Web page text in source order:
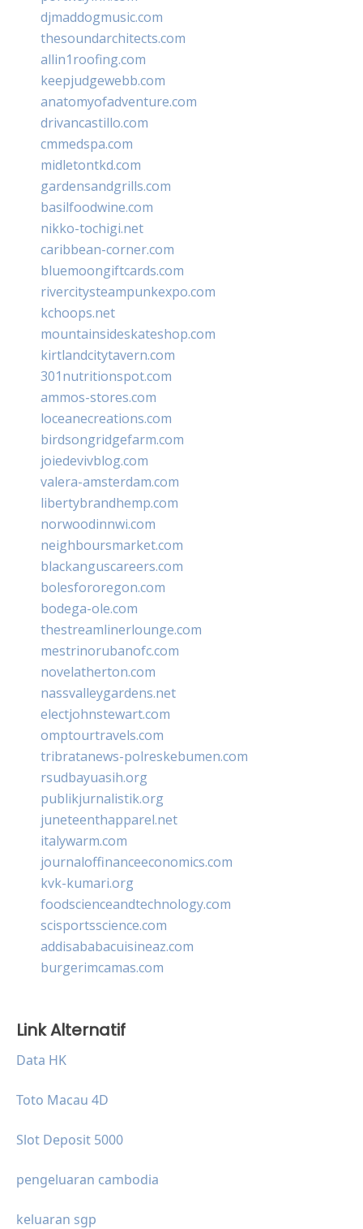
djmaddogmusic.com
thesoundarchitects.com
allin1roofing.com
keepjudgewebb.com
anatomyofadventure.com
drivancastillo.com
cmmedspa.com
midletontkd.com
gardensandgrills.com
basilfoodwine.com
nikko-tochigi.net
caribbean-corner.com
bluemoongiftcards.com
rivercitysteampunkexpo.com
kchoops.net
mountainsideskateshop.com
kirtlandcitytavern.com
301nutritionspot.com
ammos-stores.com
loceanecreations.com
birdsongridgefarm.com
joiedevivblog.com
valera-amsterdam.com
libertybrandhemp.com
norwoodinnwi.com
neighboursmarket.com
blackanguscareers.com
bolesfororegon.com
bodega-ole.com
thestreamlinerlounge.com
mestrinorubanofc.com
novelatherton.com
nassvalleygardens.net
electjohnstewart.com
omptourtravels.com
tribratanews-polreskebumen.com
rsudbayuasih.org
publikjurnalistik.org
juneteenthapparel.net
italywarm.com
journaloffinanceeconomics.com
kvk-kumari.org
foodscienceandtechnology.com
scisportsscience.com
addisababacuisineaz.com
burgerimcamas.com
Link Alternatif
Data HK
Toto Macau 4D
Slot Deposit 5000
pengeluaran cambodia
keluaran sgp